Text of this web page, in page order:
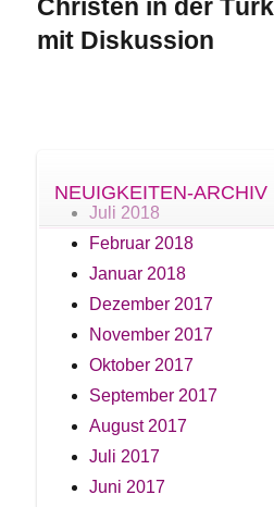
Nächster
Beitrag:
Christen in der
mit Diskussion
NEUIGKEITEN-ARCHIV
Juli 2018
Februar 2018
Januar 2018
Dezember 2017
November 2017
Oktober 2017
September 2017
August 2017
Juli 2017
Juni 2017